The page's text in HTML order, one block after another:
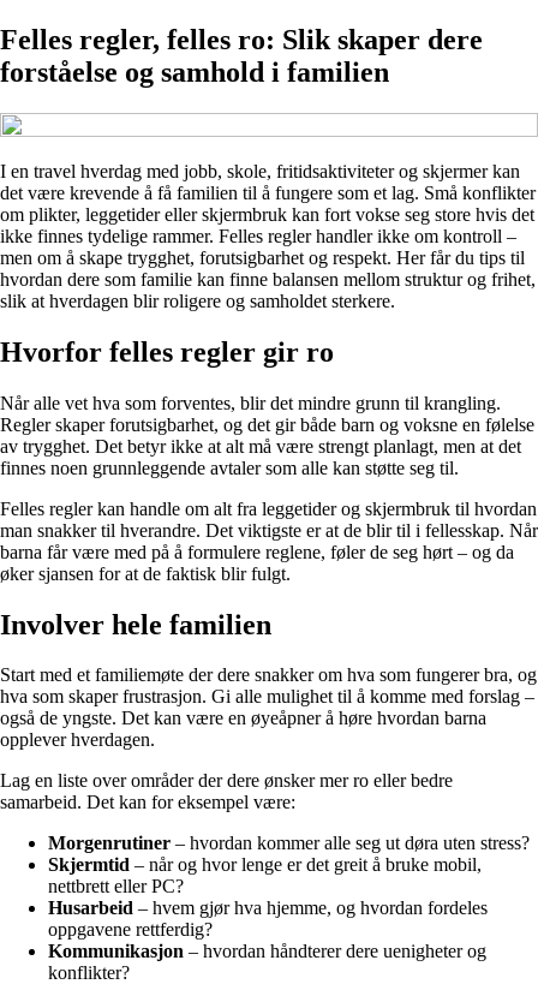
Felles regler, felles ro: Slik skaper dere
forståelse og samhold i familien
I en travel hverdag med jobb, skole, fritidsaktiviteter og skjermer kan
det være krevende å få familien til å fungere som et lag. Små konflikter
om plikter, leggetider eller skjermbruk kan fort vokse seg store hvis det
ikke finnes tydelige rammer. Felles regler handler ikke om kontroll –
men om å skape trygghet, forutsigbarhet og respekt. Her får du tips til
hvordan dere som familie kan finne balansen mellom struktur og frihet,
slik at hverdagen blir roligere og samholdet sterkere.
Hvorfor felles regler gir ro
Når alle vet hva som forventes, blir det mindre grunn til krangling.
Regler skaper forutsigbarhet, og det gir både barn og voksne en følelse
av trygghet. Det betyr ikke at alt må være strengt planlagt, men at det
finnes noen grunnleggende avtaler som alle kan støtte seg til.
Felles regler kan handle om alt fra leggetider og skjermbruk til hvordan
man snakker til hverandre. Det viktigste er at de blir til i fellesskap. Når
barna får være med på å formulere reglene, føler de seg hørt – og da
øker sjansen for at de faktisk blir fulgt.
Involver hele familien
Start med et familiemøte der dere snakker om hva som fungerer bra, og
hva som skaper frustrasjon. Gi alle mulighet til å komme med forslag –
også de yngste. Det kan være en øyeåpner å høre hvordan barna
opplever hverdagen.
Lag en liste over områder der dere ønsker mer ro eller bedre
samarbeid. Det kan for eksempel være:
Morgenrutiner – hvordan kommer alle seg ut døra uten stress?
Skjermtid – når og hvor lenge er det greit å bruke mobil,
nettbrett eller PC?
Husarbeid – hvem gjør hva hjemme, og hvordan fordeles
oppgavene rettferdig?
Kommunikasjon – hvordan håndterer dere uenigheter og
konflikter?